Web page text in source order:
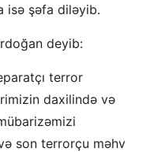
isə şəfa diləyib.
deyib:
terror
daxilində və
son terrorçu məhv